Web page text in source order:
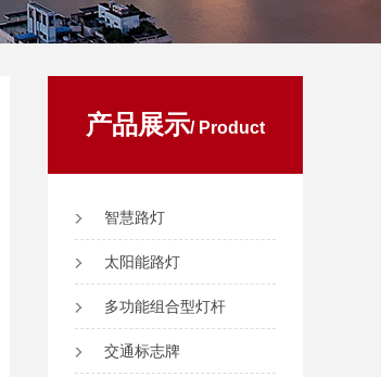
产品展示/ Product
智慧路灯
太阳能路灯
多功能组合型灯杆
交通标志牌